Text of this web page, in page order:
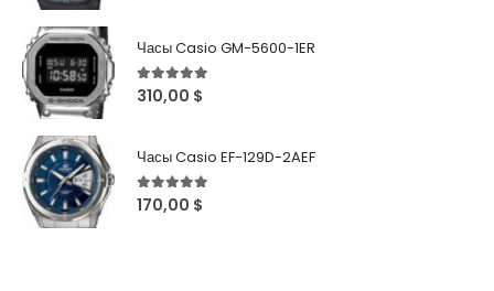
Часы Casio GM-5600-1ER
5out of 5
310,00 $
Часы Casio EF-129D-2AEF
5out of 5
170,00 $